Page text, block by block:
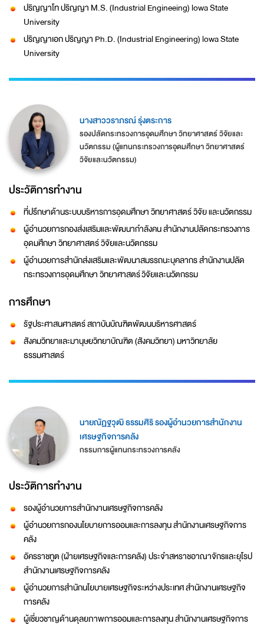
ปริญญาโท ปริญญา M.S. (Industrial Engineeing) lowa State
University
ปริญญาเอก ปริญญา Ph.D. (Industrial Engineering) lowa State
University
นางสาววราภรณ์ รุ่งตระการ
รองปลัดกระทรวงการอุดมศึกษา วิทยาศาสตร์ วิจัยและ
นวัตกรรม (ผู้แทนกระทรวงการอุดมศึกษา วิทยาศาสตร์
วิจัยและนวัตกรรม)
ประวัติการทำงาน
ที่ปรึกษาด้านระบบบริหารการอุดมศึกษา วิทยาศาสตร์ วิจัย และนวัตกรรม
ผู้อำนวยการกองส่งเสริมและพัฒนากำลังคน สำนักงานปลัดกระทรวงการ
อุดมศึกษา วิทยาศาสตร์ วิจัยและนวัตกรรม
ผู้อำนวยการสำนักส่งเสริมและพัฒนาสมรรถนะบุคลากร สำนักงานปลัด
กระทรวงการอุดมศึกษา วิทยาศาสตร์ วิจัยและนวัตกรรม
การศึกษา
รัฐประศาสนศาสตร์ สถาบันบัณฑิตพัฒนบริหารศาสตร์
สังคมวิทยาและมานุษยวิทยาบัณฑิต (สังคมวิทยา) มหาวิทยาลัย
ธรรมศาสตร์
นายณัฏฐวุฒิ ธรรมศิริ รองผู้อำนวยการสำนักงาน
เศรษฐกิจการคลัง
กรรมการผู้แทนกระทรวงการคลัง
ประวัติการทำงาน
รองผู้อำนวยการสำนักงานเศรษฐกิจการคลัง
ผู้อำนวยการกองนโยบายการออมและการลงทุน สำนักงานเศรษฐกิจการ
คลัง
อัครราชทูต (ฝ่ายเศรษฐกิจและการคลัง) ประจำสหราชอาณาจักรและยุโรป
สำนักงานเศรษฐกิจการคลัง
ผู้อำนวยการสำนักนโยบายเศรษฐกิจระหว่างประเทศ สำนักงานเศรษฐกิจ
การคลัง
ผู้เชี่ยวชาญด้านดุลยภาพการออมและการลงทุน สำนักงานเศรษฐกิจการ